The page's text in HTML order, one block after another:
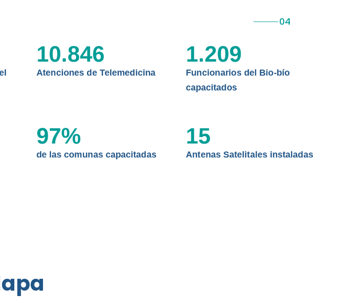
CLÍNICO EN
Atenciones de Telemedicina
10.846
Funcionarios del Bio-bío
capacitados
1.209
de las comunas capacitadas
97%
Antenas Satelitales instaladas
15